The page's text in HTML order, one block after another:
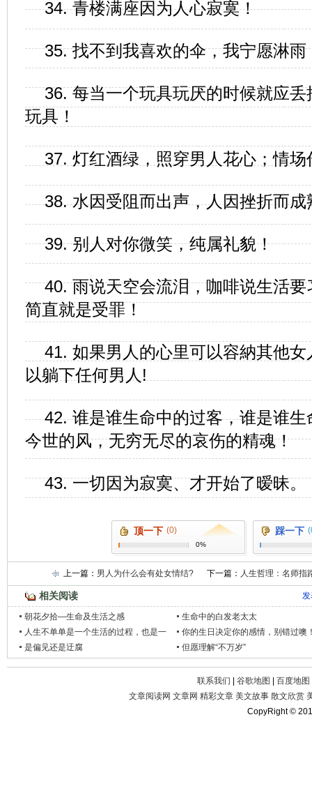
34. 青楼满座因为人心寂寞！
35. 找不到我喜欢的伞，我宁愿淋雨
36. 每当一个玩具玩厌的时候就应
玩具！
37. 灯红酒绿，照穿男人花心；情
38. 水因受阻而出声，人因挫折而成
39. 别人对你微笑，纯属礼貌！
40. 雨说天空会流泪，咖啡说生活
简直就是受罪！
41. 如果男人的心里可以容納其他
以躺下任何男人!
42. 谁是谁生命中的过客，谁是谁
今世的风，无穷无尽的哀伤的精魂！
43. 一切因为寂寞、才开始了暧昧。
顶一下 (0)
0%
踩一下
上一篇： 男人为什么会有处女情结? 下一篇： 人生哲理：名师指
相关阅读
朝花夕拾—生命及生活之感
生命中的白发老太太
人生不单单是一个生活的过程，也是一
个不断自省的过程
你的生日决定你的感情，别错过噢
是偏见还是迂腐
但愿理解“不万岁”
联系我们 谷歌地图 百度地图
文章阅读网 文章网 精彩文章 美文故事 散文欣赏
CopyRight ©